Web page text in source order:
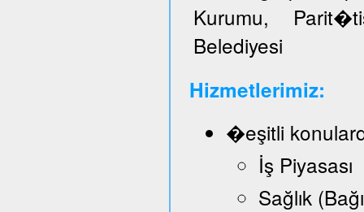
Kurumu,
Belediyesi
Hizmetlerimiz:
�eşitli
İş Piyasası
Sağlık